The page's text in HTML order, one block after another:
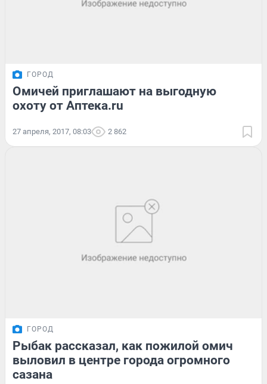
ГОРОД
Омичей приглашают на выгодную
охоту от Аптека.ru
27 апреля, 2017, 08:03 2 862
ГОРОД
Рыбак рассказал, как пожилой омич
выловил в центре города огромного
сазана